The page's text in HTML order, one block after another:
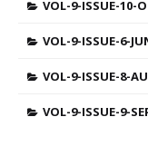
VOL-9-ISSUE-10-
VOL-9-ISSUE-6-
VOL-9-ISSUE-8-
VOL-9-ISSUE-9-